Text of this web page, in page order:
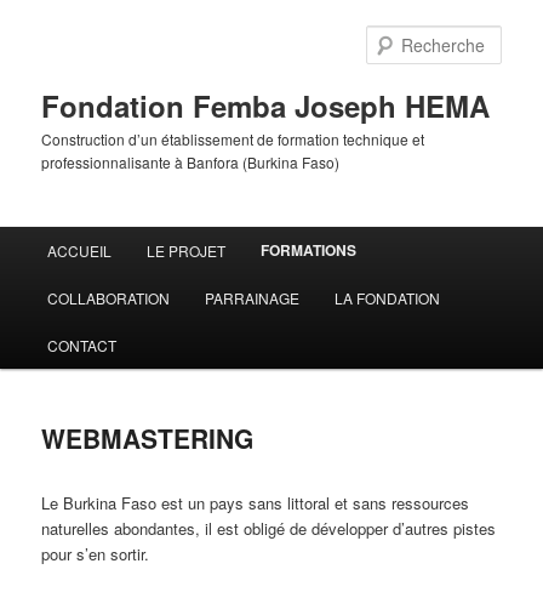
Fondation Femba Joseph HEMA
Construction d’un établissement de formation technique et
professionnalisante à Banfora (Burkina Faso)
principal
ACCUEIL LE PROJET FORMATIONS
COLLABORATION PARRAINAGE LA FONDATION
CONTACT
WEBMASTERING
Le Burkina Faso est un pays sans littoral et sans ressources
naturelles abondantes, il est obligé de développer d’autres pistes
pour s’en sortir.